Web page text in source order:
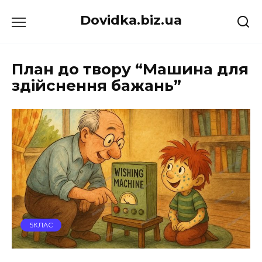
до
Dovidka.biz.ua
План до твору “Машина для
здійснення бажань”
5КЛАС